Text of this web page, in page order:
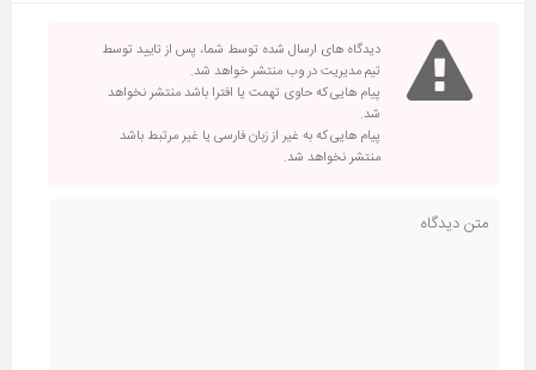
دیدگاه های ارسال شده توسط شما، پس از تایید توسط
تیم مدیریت در وب منتشر خواهد شد.
پیام هایی که حاوی تهمت یا افترا باشد منتشر نخواهد
شد.
پیام هایی که به غیر از زبان فارسی یا غیر مرتبط باشد
منتشر نخواهد شد.